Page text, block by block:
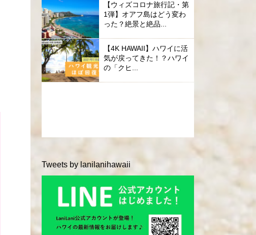
【ウィズコロナ旅行記・第
1弾】オアフ島はどう変わ
った？絶景と絶品...
【4K HAWAII】ハワイに活
気が戻ってきた！？ハワイ
の「クヒ...
Tweets by lanilanihawaii